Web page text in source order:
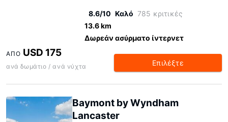
8.6/10 Καλό 785 κριτικές
13.6 km
Δωρεάν ασύρματο ίντερνετ
ΑΠΌ USD 175
ανά δωμάτιο / ανά νύχτα Επιλέξτε
Baymont by Wyndham
Lancaster